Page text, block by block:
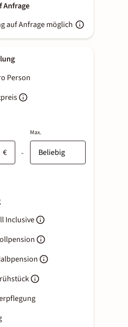
Anfrage
auf Anfrage möglich
Person
€ -
Max.
Inclusive